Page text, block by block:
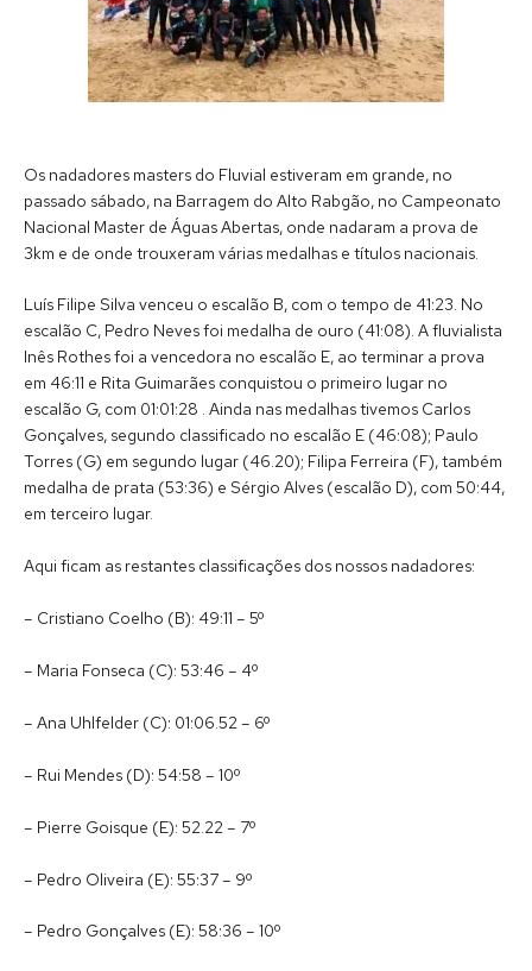
Os nadadores masters do Fluvial estiveram em grande, no
passado sábado, na Barragem do Alto Rabgão, no Campeonato
Nacional Master de Águas Abertas, onde nadaram a prova de
3km e de onde trouxeram várias medalhas e títulos nacionais.
Luís Filipe Silva venceu o escalão B, com o tempo de 41:23. No
escalão C, Pedro Neves foi medalha de ouro (41:08). A fluvialista
Inês Rothes foi a vencedora no escalão E, ao terminar a prova
em 46:11 e Rita Guimarães conquistou o primeiro lugar no
escalão G, com 01:01:28 . Ainda nas medalhas tivemos Carlos
Gonçalves, segundo classificado no escalão E (46:08); Paulo
Torres (G) em segundo lugar (46.20); Filipa Ferreira (F), também
medalha de prata (53:36) e Sérgio Alves (escalão D), com 50:44,
em terceiro lugar.
Aqui ficam as restantes classificações dos nossos nadadores:
– Cristiano Coelho (B): 49:11 – 5º
– Maria Fonseca (C): 53:46 – 4º
– Ana Uhlfelder (C): 01:06.52 – 6º
– Rui Mendes (D): 54:58 – 10º
– Pierre Goisque (E): 52.22 – 7º
– Pedro Oliveira (E): 55:37 – 9º
– Pedro Gonçalves (E): 58:36 – 10º